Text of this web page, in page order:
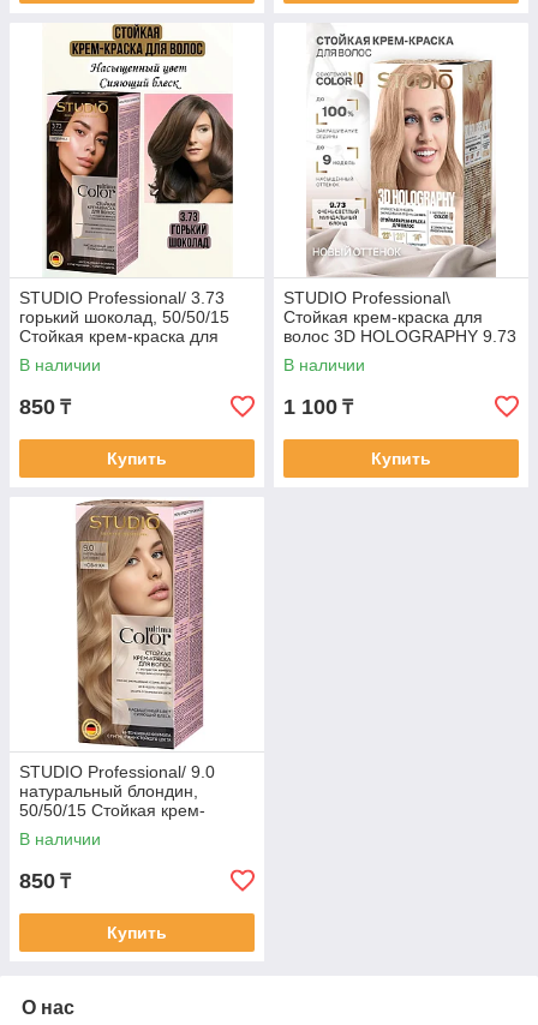
STUDIO Professional/ 3.73
горький шоколад, 50/50/15
Стойкая крем-краска для
волос
В наличии
850 ₸
Купить
STUDIO Professional\
Стойкая крем-краска для
волос 3D HOLOGRAPHY 9.73
Очень светлый миндальный
блонд 50/50/25/15 мл
В наличии
1 100 ₸
Купить
STUDIO Professional/ 9.0
натуральный блондин,
50/50/15 Стойкая крем-
краска для волос
В наличии
850 ₸
Купить
О нас